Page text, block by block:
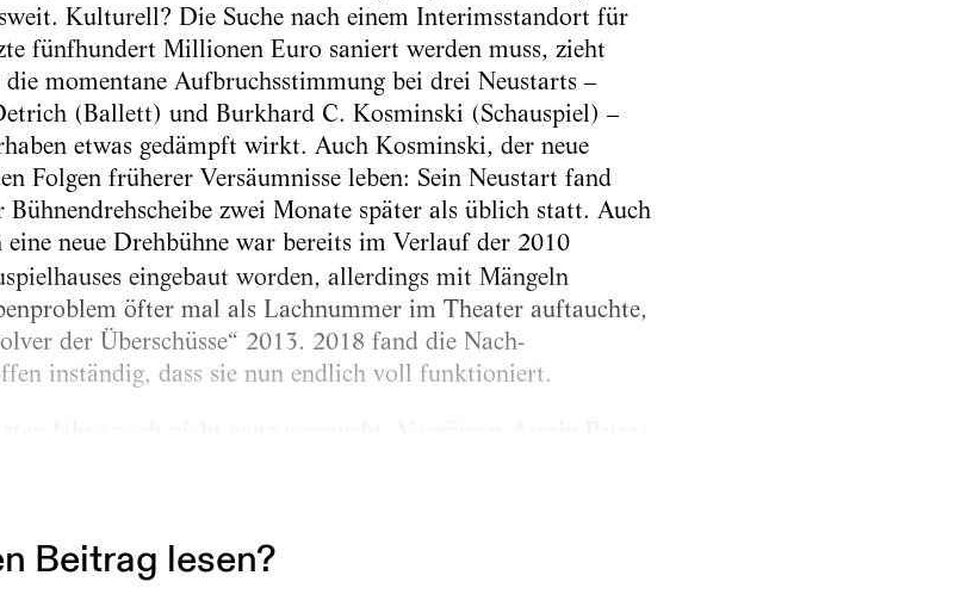
Kulturell? Die Suche nach einem Interimsstandort für
fünfhundert Millionen Euro saniert werden muss, zieht
momentane Aufbruchsstimmung bei drei Neustarts –
(Ballett) und Burkhard C. Kosminski (Schauspiel) –
etwas gedämpft wirkt. Auch Kosminski, der neue
Folgen früherer Versäumnisse leben: Sein Neustart fand
zwei Monate später als üblich statt. Auch
eine neue Drehbühne war bereits im Verlauf der 2010
eingebaut worden, allerdings mit Mängeln
öfter mal als Lachnummer im Theater auftauchte,
der Überschüsse“ 2013. 2018 fand die Nach-
inständig, dass sie nun endlich voll funktioniert.
Beitrag lesen?